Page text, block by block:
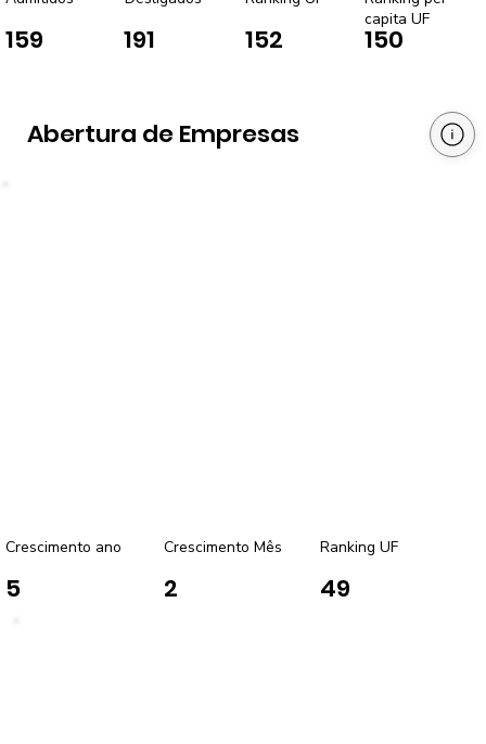
159 191 152 150
capita UF
Abertura de Empresas
5
Crescimento ano
2 49
Ranking UF
Crescimento Mês